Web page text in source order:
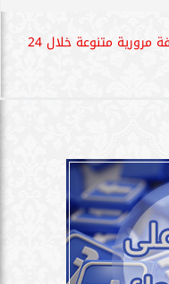
تحرير 27785 مخالفة مرورية متنوعة خلال 24